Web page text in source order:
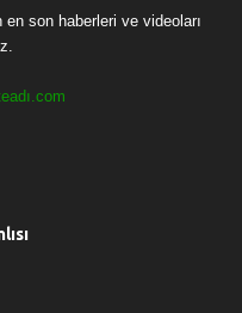
son haberleri ve videoları